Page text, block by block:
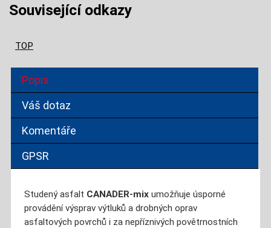
Související odkazy
TOP
Popis
Váš dotaz
Komentáře
GPSR
Studený asfalt CANADER‑mixumožňuje úsporné
provádění výsprav výtluků a drobných oprav
asfaltových povrchů i za nepříznivých povětrnostních